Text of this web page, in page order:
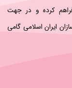
کرده و در جهت
ایران اسلامی‌ گامی